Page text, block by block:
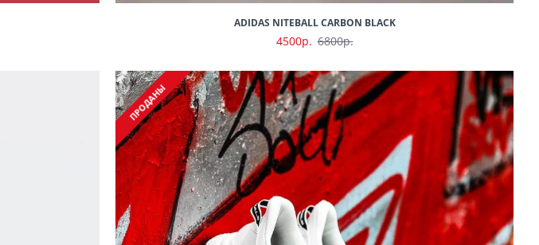
ADIDAS NITEBALL CARBON BLACK
4500р. 6800р.
ПРОДАНЫ